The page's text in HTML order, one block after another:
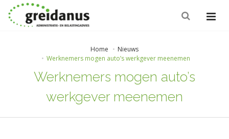
Home
Nieuws
Werknemers mogen auto’s werkgever meenemen
Werknemers mogen auto’s
werkgever meenemen